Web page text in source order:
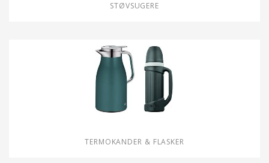
STØVSUGERE
TERMOKANDER & FLASKER